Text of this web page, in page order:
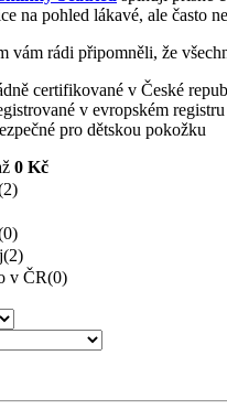
na pohled lákavé, ale často
vám rádi připomněli, že
certifikované v České
v evropském
pro dětskou pokožku
0 Kč
(2)
v ČR(0)